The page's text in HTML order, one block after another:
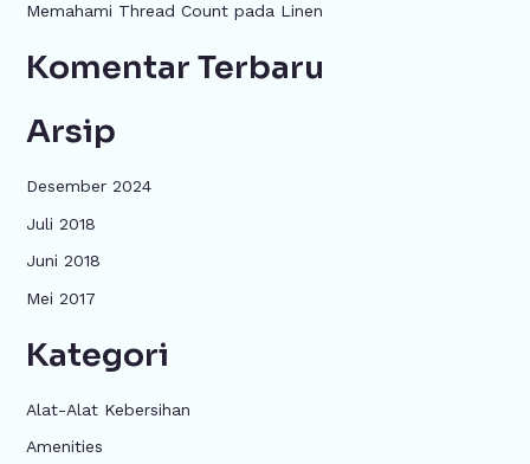
kMemahami Thread Count pada Linen
Komentar Terbaru
Arsip
Desember 2024
Juli 2018
Juni 2018
Mei 2017
Kategori
Alat-Alat Kebersihan
Amenities